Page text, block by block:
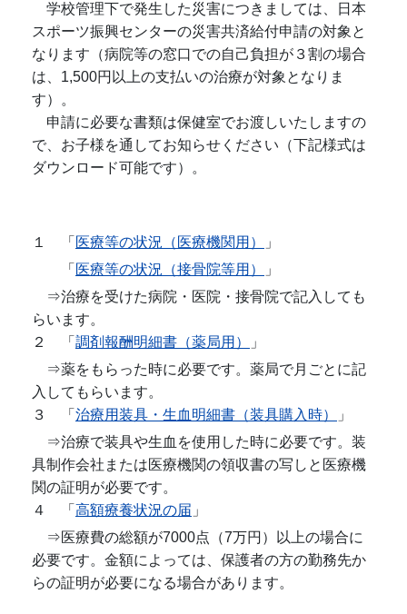
学校管理下で発生した災害につきましては、日本
スポーツ振興センターの災害共済給付申請の対象と
なります（病院等の窓口での自己負担が３割の場合
は、1,500円以上の支払いの治療が対象となりま
す）。
申請に必要な書類は保健室でお渡しいたしますの
で、お子様を通してお知らせください（下記様式は
ダウンロード可能です）。
１ 「 医療等の状況（医療機関用）
」
「 医療等の状況（接骨院等用）
」
⇒治療を受けた病院・医院・接骨院で記入しても
らいます。
２ 「 調剤報酬明細書（薬局用）
」
⇒薬をもらった時に必要です。薬局で月ごとに記
入してもらいます。
３ 「 治療用装具・生血明細書（装具購入時）
」
⇒治療で装具や生血を使用した時に必要です。装
具制作会社または医療機関の領収書の写しと医療機
関の証明が必要です。
４ 「 高額療養状況の届 」
⇒医療費の総額が7000点（7万円）以上の場合に
必要です。金額によっては、保護者の方の勤務先か
らの証明が必要になる場合があります。